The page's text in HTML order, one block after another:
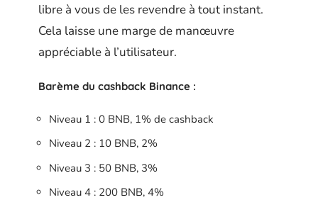
libre à vous de les revendre à tout instant.
Cela laisse une marge de manœuvre
appréciable à l’utilisateur.
Barème du cashback Binance :
Niveau 1 : 0 BNB, 1% de cashback
Niveau 2 : 10 BNB, 2%
Niveau 3 : 50 BNB, 3%
Niveau 4 : 200 BNB, 4%